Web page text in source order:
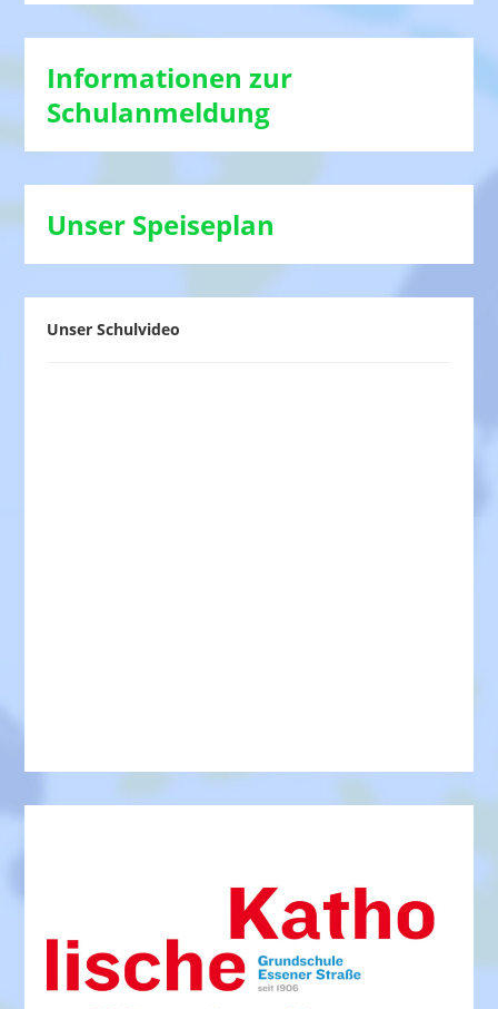
Informationen zur
Schulanmeldung
Unser Speiseplan
Unser Schulvideo